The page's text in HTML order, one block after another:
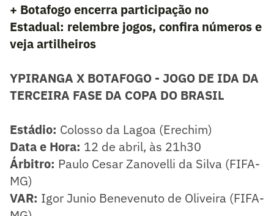
+ Botafogo encerra participação no
Estadual: relembre jogos, confira números e
veja artilheiros
YPIRANGA X BOTAFOGO - JOGO DE IDA DA
TERCEIRA FASE DA COPA DO BRASIL
Estádio: Colosso da Lagoa (Erechim)
​Data e Hora: 12 de abril, às 21h30
Árbitro: Paulo Cesar Zanovelli da Silva (FIFA-
MG)
VAR: Igor Junio Benevenuto de Oliveira (FIFA-